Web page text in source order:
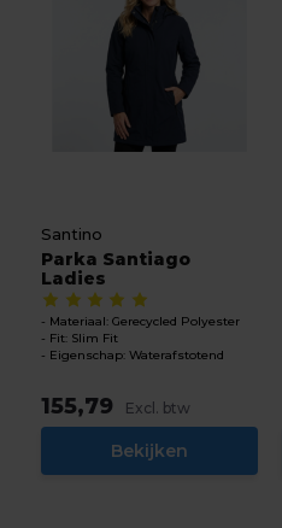
Santino
Parka Santiago
Ladies
Materiaal: Gerecycled Polyester
Fit: Slim Fit
Eigenschap: Waterafstotend
155,79 Excl. btw
Bekijken